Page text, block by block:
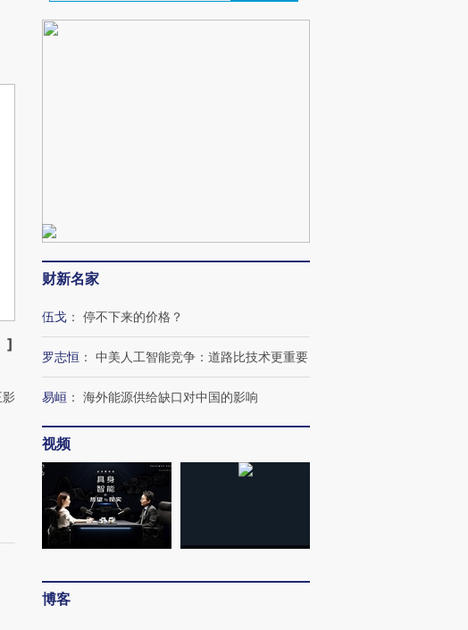
]
影
财新名家
伍戈 ： 停不下来的价格？
罗志恒 ： 中美人工智能竞争：道路比技术更重要
易峘 ： 海外能源供给缺口对中国的影响
视频
博客